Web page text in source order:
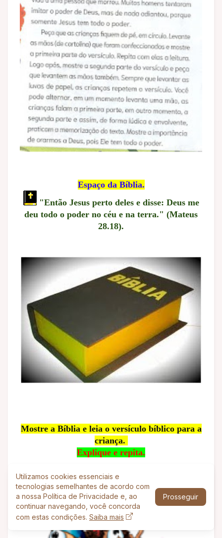
Espaço da Bíblia.
"Então Jesus perto deles e disse: Deus me
deu todo o poder no céu e na terra." (Mateus
28.18).
Mostre a Bíblia e leia o versículo bíblico para a
criança.
Explique e repita.
Utilizamos cookies essenciais e
tecnologias semelhantes de acordo com
a nossa Política de Privacidade e, ao
continuar navegando, você concorda
com estas condições. Saiba mais
Prosseguir